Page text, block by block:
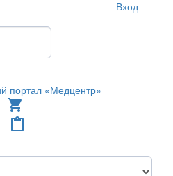
Вход
shopping_cart
content_paste